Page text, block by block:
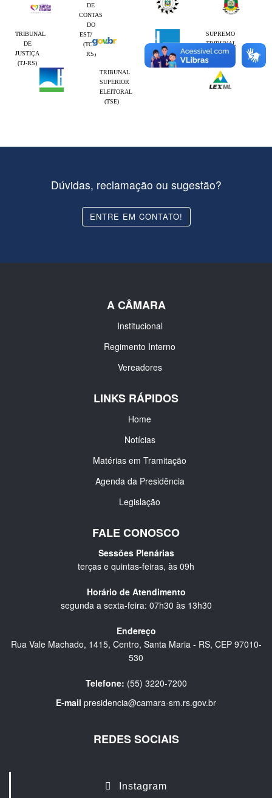
DE
CONTAS
DO
ESTADO
(TCE-
RS)
TRIBUNAL
DE
JUSTIÇA
(TJ-RS)
SUPREMO
TRIBUNAL
FEDERAL
TRIBUNAL
SUPERIOR
ELEITORAL
(TSE)
Dúvidas, reclamação ou sugestão?
ENTRE EM CONTATO!
A CÂMARA
Institucional
Regimento Interno
Vereadores
LINKS RÁPIDOS
Home
Notícias
Matérias em Tramitação
Agenda da Presidência
Legislação
FALE CONOSCO
Sessões Plenárias
terças e quintas-feiras, às 09h
Horário de Atendimento
segunda a sexta-feira: 07h30 às 13h30
Endereço
Rua Vale Machado, 1415, Centro, Santa Maria - RS, CEP 97010-
530
Telefone: (55) 3220-7200
E-mail presidencia@camara-sm.rs.gov.br
REDES SOCIAIS
Instagram